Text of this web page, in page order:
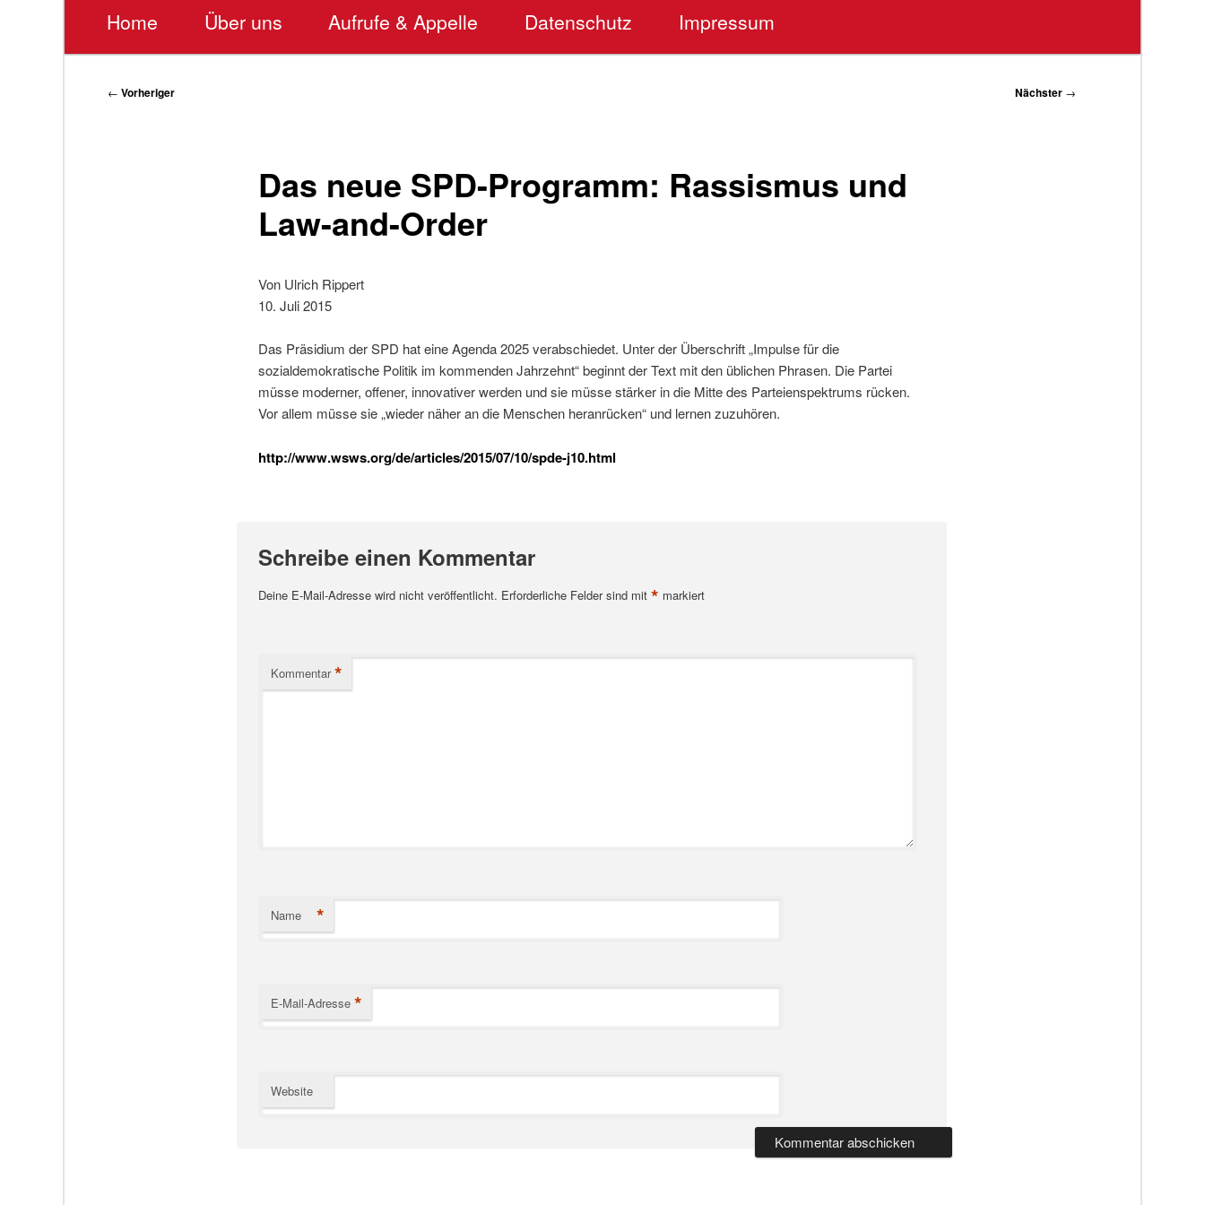
Home Über uns Aufrufe & Appelle Datenschutz Impressum
Beitragsnavigation
← Vorheriger Nächster →
Das neue SPD-Programm: Rassismus und
Law-and-Order
Von Ulrich Rippert
10. Juli 2015
Das Präsidium der SPD hat eine Agenda 2025 verabschiedet. Unter der Überschrift „Impulse für die
sozialdemokratische Politik im kommenden Jahrzehnt“ beginnt der Text mit den üblichen Phrasen. Die Partei
müsse moderner, offener, innovativer werden und sie müsse stärker in die Mitte des Parteienspektrums rücken.
Vor allem müsse sie „wieder näher an die Menschen heranrücken“ und lernen zuzuhören.
http://www.wsws.org/de/articles/2015/07/10/spde-j10.html
Schreibe einen Kommentar
Deine E-Mail-Adresse wird nicht veröffentlicht. Erforderliche Felder sind mit * markiert
Kommentar *
Name *
E-Mail-Adresse *
Website